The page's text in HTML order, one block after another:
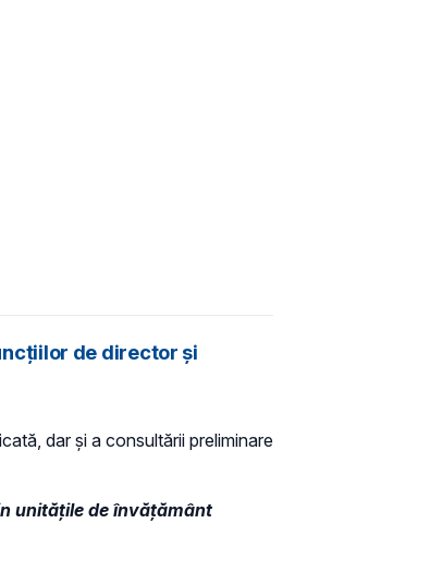
de director și
dar și a consultării preliminare
unitățile de învățământ